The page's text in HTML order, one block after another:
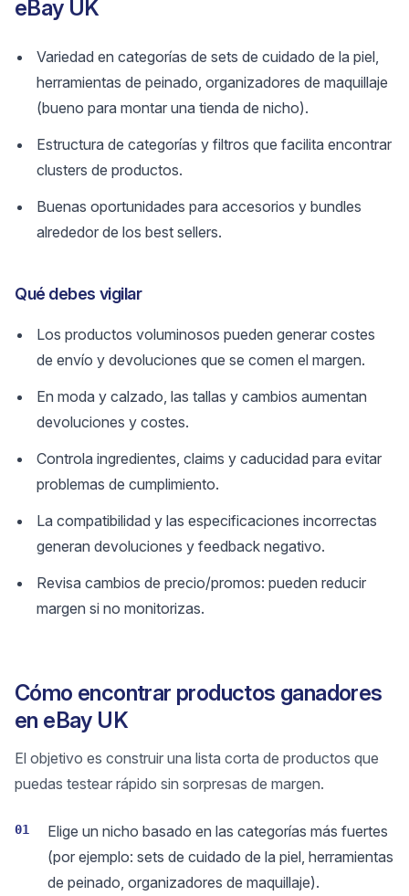
eBay UK
Variedad en categorías de sets de cuidado de la piel,
herramientas de peinado, organizadores de maquillaje
(bueno para montar una tienda de nicho).
Estructura de categorías y filtros que facilita encontrar
clusters de productos.
Buenas oportunidades para accesorios y bundles
alrededor de los best sellers.
Qué debes vigilar
Los productos voluminosos pueden generar costes
de envío y devoluciones que se comen el margen.
En moda y calzado, las tallas y cambios aumentan
devoluciones y costes.
Controla ingredientes, claims y caducidad para evitar
problemas de cumplimiento.
La compatibilidad y las especificaciones incorrectas
generan devoluciones y feedback negativo.
Revisa cambios de precio/promos: pueden reducir
margen si no monitorizas.
Cómo encontrar productos ganadores
en eBay UK
El objetivo es construir una lista corta de productos que
puedas testear rápido sin sorpresas de margen.
01
Elige un nicho basado en las categorías más fuertes
(por ejemplo: sets de cuidado de la piel, herramientas
de peinado, organizadores de maquillaje).